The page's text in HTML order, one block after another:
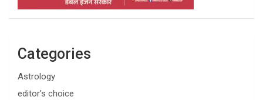
Categories
Astrology
editor's choice